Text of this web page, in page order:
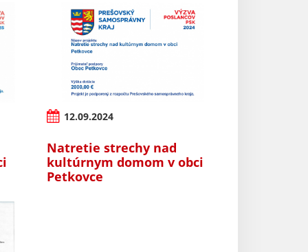
12.09.2024
Natretie strechy nad
kultúrnym domom v obci
Petkovce